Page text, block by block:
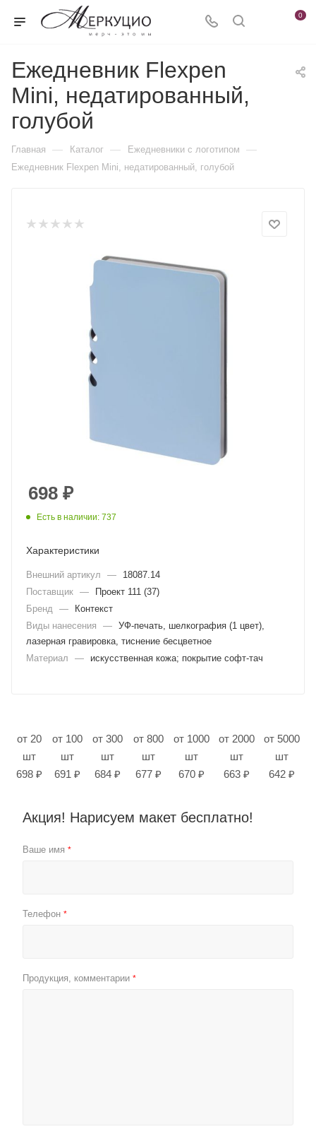
0
Ежедневник Flexpen
Mini, недатированный,
голубой
Главная — Каталог — Ежедневники c логотипом —
Ежедневник Flexpen Mini, недатированный, голубой
698 ₽
Есть в наличии: 737
Характеристики
Внешний артикул —
18087.14
Поставщик —
Проект 111 (37)
Бренд
—
Контекст
Виды нанесения
— УФ-печать, шелкография (1 цвет),
лазерная гравировка, тиснение бесцветное
Материал
— искусственная кожа; покрытие софт-тач
от 20
шт
698 ₽
от 100
шт
691 ₽
от 300
шт
684 ₽
от 800
шт
677 ₽
от 1000
шт
670 ₽
от 2000
шт
663 ₽
от 5000
шт
642 ₽
Акция! Нарисуем макет бесплатно!
Ваше имя *
Телефон *
Продукция, комментарии *